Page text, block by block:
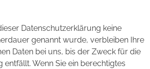
Datenschutzerklärung keine
genannt wurde, verbleiben Ihre
Daten bei uns, bis der Zweck für die
entfällt. Wenn Sie ein berechtigtes